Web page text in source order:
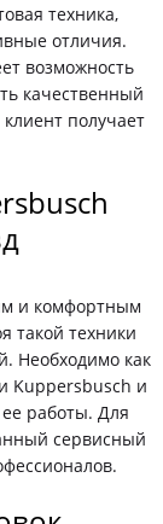
техника,
отличия.
возможность
качественный
получает
и комфортным
такой техники
Необходимо как
Kuppersbusch и
работы. Для
сервисный